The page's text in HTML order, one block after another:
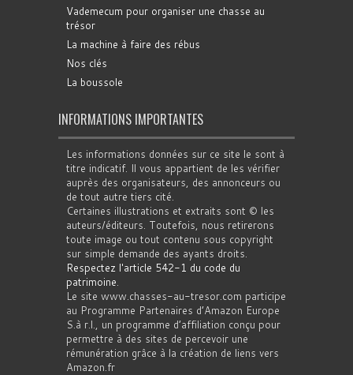
Vademecum pour organiser une chasse au
trésor
La machine à faire des rébus
Nos clés
La boussole
INFORMATIONS IMPORTANTES
Les informations données sur ce site le sont à
titre indicatif. Il vous appartient de les vérifier
auprès des organisateurs, des annonceurs ou
de tout autre tiers cité.
Certaines illustrations et extraits sont © les
auteurs/éditeurs. Toutefois, nous retirerons
toute image ou tout contenu sous copyright
sur simple demande des ayants droits.
Respectez l'article 542-1 du code du
patrimoine.
Le site www.chasses-au-tresor.com participe
au Programme Partenaires d’Amazon Europe
S.à r.l., un programme d’affiliation conçu pour
permettre à des sites de percevoir une
rémunération grâce à la création de liens vers
Amazon.fr